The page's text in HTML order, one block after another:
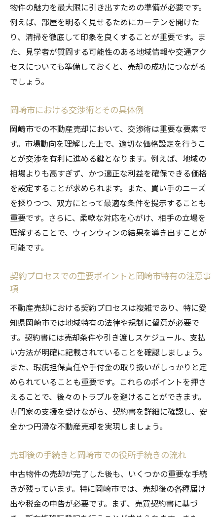
物件の魅力を最大限に引き出すための準備が必要です。
例えば、部屋を明るく見せるためにカーテンを開けた
り、清掃を徹底して印象を良くすることが重要です。ま
た、見学者が質問する可能性のある地域情報や交通アク
セスについても準備しておくと、売却の成功につながる
でしょう。
岡崎市における交渉術とその具体例
岡崎市での不動産売却において、交渉術は重要な要素で
す。市場動向を理解した上で、適切な価格設定を行うこ
とが交渉を有利に進める鍵となります。例えば、地域の
相場よりも高すぎず、かつ適正な利益を確保できる価格
を設定することが求められます。また、買い手のニーズ
を探りつつ、双方にとって最適な条件を提示することも
重要です。さらに、柔軟な対応を心がけ、相手の立場を
理解することで、ウィンウィンの結果を導き出すことが
可能です。
契約プロセスでの重要ポイントと岡崎市特有の注意事
項
不動産売却における契約プロセスは複雑であり、特に愛
知県岡崎市では地域特有の法律や規制に留意が必要で
す。契約書には売却条件や引き渡しスケジュール、支払
い方法が明確に記載されていることを確認しましょう。
また、瑕疵担保責任や手付金の取り扱いがしっかりと定
められていることも重要です。これらのポイントを押さ
えることで、後々のトラブルを避けることができます。
専門家の支援を受けながら、契約書を詳細に確認し、安
全かつ円滑な不動産売却を実現しましょう。
売却後の手続きと岡崎市での役所手続きの流れ
中古物件の売却が完了した後も、いくつかの重要な手続
きが残っています。特に岡崎市では、売却後の各種届け
出や税金の申告が必要です。まず、売買契約書に基づ